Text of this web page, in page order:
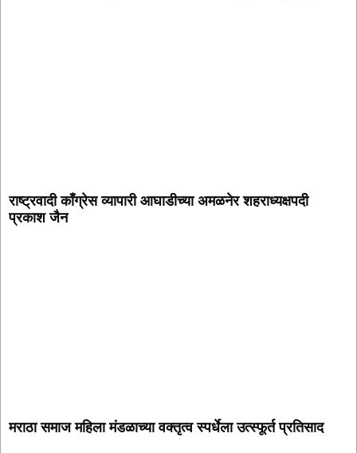
राष्ट्रवादी काँग्रेस व्यापारी आघाडीच्या अमळनेर शहराध्यक्षपदी
प्रकाश जैन
मराठा समाज महिला मंडळाच्या वक्तृत्व स्पर्धेला उत्स्फूर्त प्रतिसाद